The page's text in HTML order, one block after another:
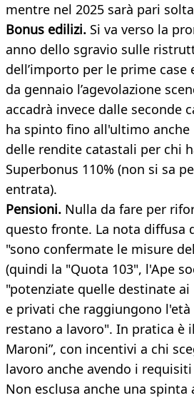
mentre nel 2025 sarà pari
Bonus edilizi. Si va verso la
anno dello sgravio sulle
dell’importo per le prime case
da gennaio l’agevolazione
accadrà invece dalle seconde
ha spinto fino all'ultimo anche
delle rendite catastali per chi
Superbonus 110% (non si sa
entrata).
Pensioni. Nulla da fare per
questo fronte. La nota diffusa
"sono confermate le misure
(quindi la "Quota 103", l'Ape
"potenziate quelle destinate
e privati che raggiungono
restano a lavoro". In pratica è
Maroni”, con incentivi a chi
lavoro anche avendo i
Non esclusa anche una spinta